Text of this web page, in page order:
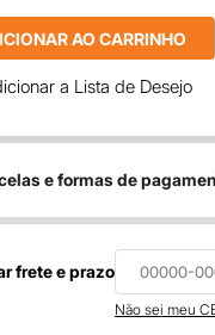
AO CARRINHO
a Lista de Desejo
e formas de
frete e prazo
Não sei meu